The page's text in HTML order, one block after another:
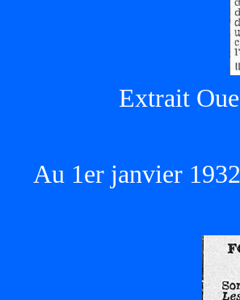
Extrait
Au 1er janvier